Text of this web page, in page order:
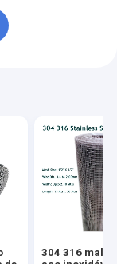
304 316